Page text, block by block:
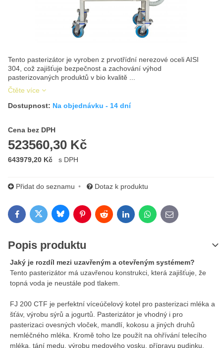
Tento pasterizátor je vyroben z prvotřídní nerezové oceli AISI
304, což zajišťuje bezpečnost a zachování výhod
pasterizovaných produktů v bio kvalitě ...
Čtěte více
Dostupnost: Na objednávku - 14 dní
Cena bez DPH
523560,30 Kč
Cena s DPH
643979,20 Kč s DPH
Přidat do seznamu Dotaz k produktu
FacebookTwitterBlueskyPinterestRedditLinkedInWhatsApp
E-mail
Popis produktu
Jaký je rozdíl mezi uzavřeným a otevřeným systémem?
Tento pasterizátor má uzavřenou konstrukci, která zajišťuje, že
topná voda je neustále pod tlakem.
FJ 200 CTF je perfektní víceúčelový kotel pro pasterizaci mléka a
šťáv, výrobu sýrů a jogurtů. Pasterizátor je vhodný i pro
pasterizaci ovesných vloček, mandlí, kokosu a jiných druhů
nemléčného mléka. Kromě toho lze použít na ohřívání telecího
mléka, tání medu, výrobu medového vosku, přípravu pudinku,